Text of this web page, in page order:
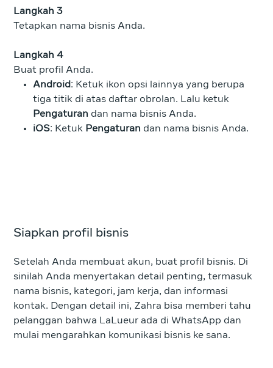
Langkah 3
Tetapkan nama bisnis Anda.
Langkah 4
Buat profil Anda.
Android: Ketuk ikon opsi lainnya yang berupa
tiga titik di atas daftar obrolan. Lalu ketuk
Pengaturan dan nama bisnis Anda.
iOS: Ketuk Pengaturan dan nama bisnis Anda.
Siapkan profil bisnis
Setelah Anda membuat akun, buat profil bisnis. Di
sinilah Anda menyertakan detail penting, termasuk
nama bisnis, kategori, jam kerja, dan informasi
kontak. Dengan detail ini, Zahra bisa memberi tahu
pelanggan bahwa LaLueur ada di WhatsApp dan
mulai mengarahkan komunikasi bisnis ke sana.